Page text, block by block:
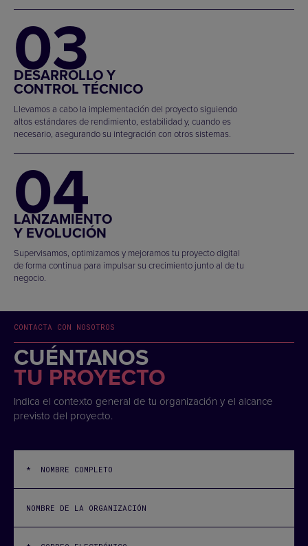
03
DESARROLLO Y
CONTROL TÉCNICO
Llevamos a cabo la implementación del proyecto siguiendo
altos estándares de rendimiento, estabilidad y, cuando es
necesario, asegurando su integración con otros sistemas.
04
LANZAMIENTO
Y EVOLUCIÓN
Supervisamos, optimizamos y mejoramos tu proyecto digital
de forma continua para impulsar su crecimiento junto al de tu
negocio.
CONTACTA CON NOSOTROS
CUÉNTANOS
TU PROYECTO
Indica el contexto general de tu organización y el alcance
previsto del proyecto.